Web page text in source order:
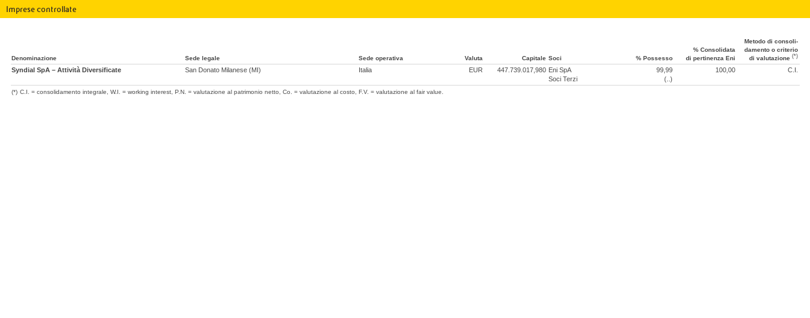
Imprese controllate
Denominazione Sede legale Sede operativa Valuta Capitale Soci % Possesso
% Conso­lidata
di perti­nenza Eni
Metodo di consoli­
damento o criterio
di valu­tazione (*)
(*) C.I. = consolidamento integrale, W.I. = working interest, P.N. = valutazione al patrimonio netto, Co. = valutazione al costo, F.V. = valutazione al fair value.
Syndial SpA – Attività Diversificate San Donato Milanese (MI) Italia EUR 447.739.017,980 Eni SpA
Soci Terzi
99,99
(..)
100,00 C.I.